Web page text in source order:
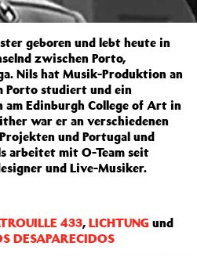
geboren und lebt heute in
zwischen Porto,
Nils hat Musik-Produktion an
Porto studiert und ein
am Edinburgh College of Art in
war er an verschiedenen
und Portugal und
arbeitet mit O-Team seit
und Live-Musiker.
433, LICHTUNG und
DESAPARECIDOS